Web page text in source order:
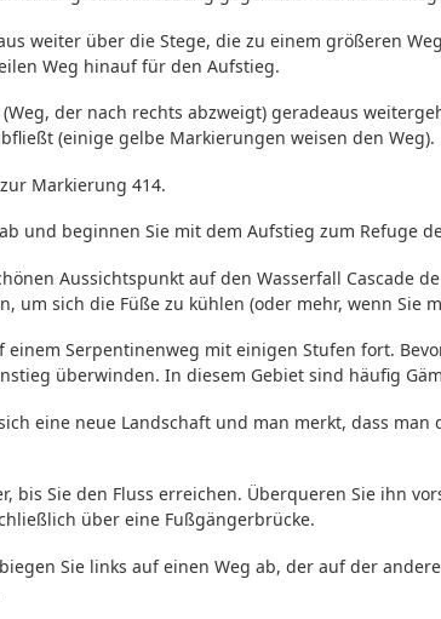
weiter über die Stege, die zu einem größeren
Weg hinauf für den Aufstieg.
der nach rechts abzweigt) geradeaus
(einige gelbe Markierungen weisen den Weg).
Markierung 414.
und beginnen Sie mit dem Aufstieg zum Refuge
Aussichtspunkt auf den Wasserfall Cascade
um sich die Füße zu kühlen (oder mehr, wenn Sie
einem Serpentinenweg mit einigen Stufen fort.
überwinden. In diesem Gebiet sind häufig
eine neue Landschaft und man merkt, dass
bis Sie den Fluss erreichen. Überqueren Sie ihn
über eine Fußgängerbrücke.
Sie links auf einen Weg ab, der auf der